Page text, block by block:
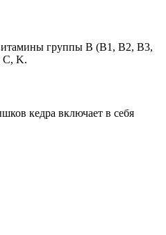
группы B (B1, B2, B3,
C, K.
кедра включает в себя